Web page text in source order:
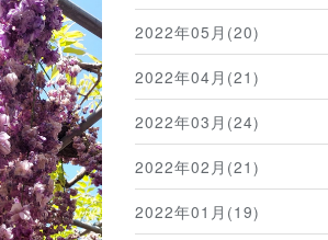
2022年05月(20)
2022年04月(21)
2022年03月(24)
2022年02月(21)
2022年01月(19)